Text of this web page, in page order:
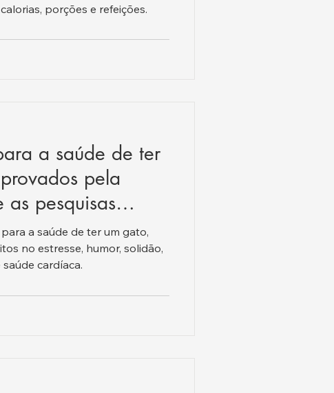
porções e refeições.
a saúde de ter
pela
pesquisas
a saúde de ter um gato,
no estresse, humor, solidão,
cardíaca.